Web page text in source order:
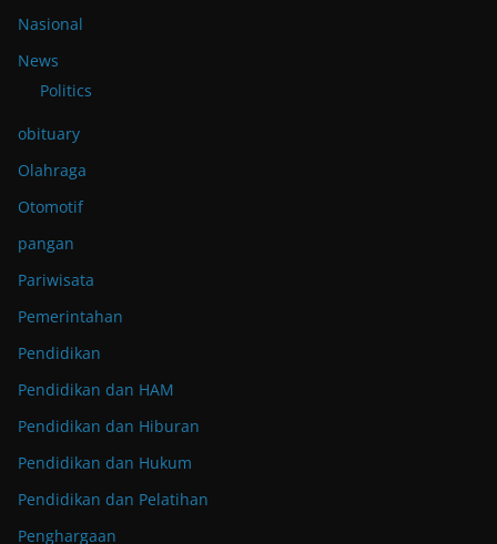
Nasional
News
Politics
obituary
Olahraga
Otomotif
pangan
Pariwisata
Pemerintahan
Pendidikan
Pendidikan dan HAM
Pendidikan dan Hiburan
Pendidikan dan Hukum
Pendidikan dan Pelatihan
Penghargaan